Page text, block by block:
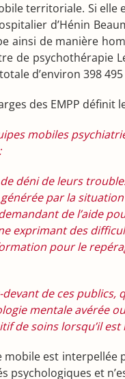
territoriale. Si
d’Hénin
ainsi de manière
de psychothérapie
d’environ 398
des EMPP définit
mobiles
déni de leurs
par la situation
de l’aide
exprimant des
pour le
de ces
mentale avérée
de soins lorsqu’il est
mobile est
psychologiques et